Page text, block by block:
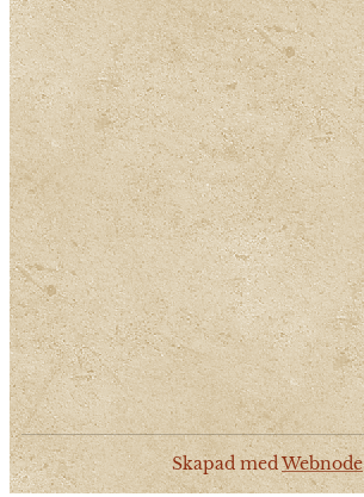
Skapad medWebnode